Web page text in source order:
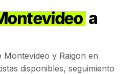
a
Montevideo y Raigon en
disponibles, seguimiento